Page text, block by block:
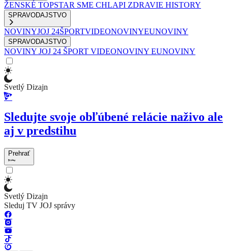
ŽENSKÉ TOPSTAR SME CHLAPI ZDRAVIE HISTORY
SPRAVODAJSTVO
NOVINYJOJ 24ŠPORTVIDEONOVINYEUNOVINY
SPRAVODAJSTVO
NOVINY JOJ 24 ŠPORT VIDEONOVINY EUNOVINY
Svetlý Dizajn
Sledujte svoje obľúbené relácie naživo ale
aj v predstihu
Prehrať
Svetlý Dizajn
Sleduj TV JOJ správy